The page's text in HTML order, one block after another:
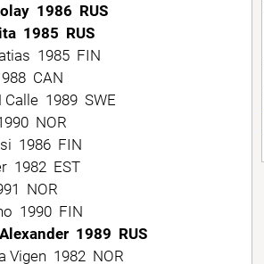
1986 RUS
1985 RUS
1985 FIN
CAN
Calle 1989 SWE
NOR
1986 FIN
1982 EST
NOR
1990 FIN
1989 RUS
Vigen 1982 NOR